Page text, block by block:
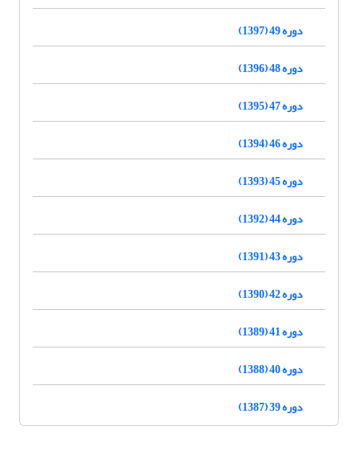
دوره 49 (1397)
دوره 48 (1396)
دوره 47 (1395)
دوره 46 (1394)
دوره 45 (1393)
دوره 44 (1392)
دوره 43 (1391)
دوره 42 (1390)
دوره 41 (1389)
دوره 40 (1388)
دوره 39 (1387)